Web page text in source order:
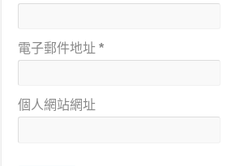
電子郵件地址*
個人網站網址